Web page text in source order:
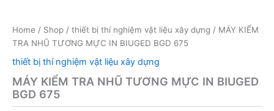
Home / Shop / thiết bị thí nghiệm vật liệu xây dựng / MÁY KIỂM
TRA NHŨ TƯƠNG MỰC IN BIUGED BGD 675
thiết bị thí nghiệm vật liệu xây dựng
MÁY KIỂM TRA NHŨ TƯƠNG MỰC IN BIUGED
BGD 675